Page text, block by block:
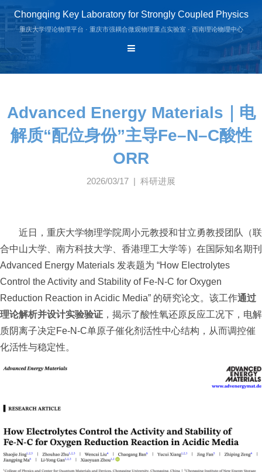
Chongqing Key Laboratory for Strongly Coupled Physics
重庆大学理论物理平台 · 重庆市强耦合微观物理重点实验室 · 西南理论物理中心
Advanced Energy Materials｜电
解质“配位身份”主导Fe–N–C酸性
ORR
2026/03/17 | 科研进展
近日，重庆大学物理学院周小元教授和甘立勇教授团队（联
合中山大学、南方科技大学、香港理工大学等）在国际知名期刊
Advanced Energy Materials 发表题为 “How Electrolytes
Control the Activity and Stability of Fe-N-C for Oxygen
Reduction Reaction in Acidic Media” 的研究论文。该工作通过
理论解析并设计实验验证 ，揭示了酸性氧还原反应工况下，电解
质阴离子决定Fe-N-C单原子催化剂活性中心结构，从而调控催
化活性与稳定性。